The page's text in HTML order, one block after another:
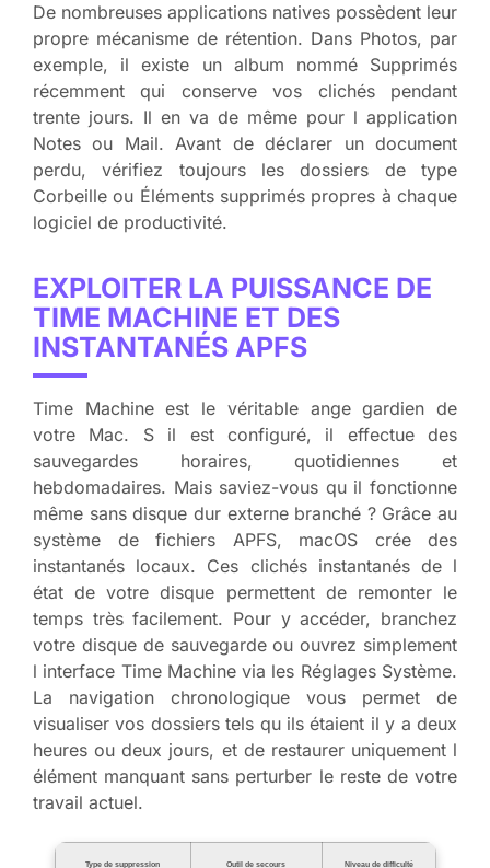
De nombreuses applications natives possèdent leur
propre mécanisme de rétention. Dans Photos, par
exemple, il existe un album nommé Supprimés
récemment qui conserve vos clichés pendant
trente jours. Il en va de même pour l application
Notes ou Mail. Avant de déclarer un document
perdu, vérifiez toujours les dossiers de type
Corbeille ou Éléments supprimés propres à chaque
logiciel de productivité.
EXPLOITER LA PUISSANCE DE
TIME MACHINE ET DES
INSTANTANÉS APFS
Time Machine est le véritable ange gardien de
votre Mac. S il est configuré, il effectue des
sauvegardes horaires, quotidiennes et
hebdomadaires. Mais saviez-vous qu il fonctionne
même sans disque dur externe branché ? Grâce au
système de fichiers APFS, macOS crée des
instantanés locaux. Ces clichés instantanés de l
état de votre disque permettent de remonter le
temps très facilement. Pour y accéder, branchez
votre disque de sauvegarde ou ouvrez simplement
l interface Time Machine via les Réglages Système.
La navigation chronologique vous permet de
visualiser vos dossiers tels qu ils étaient il y a deux
heures ou deux jours, et de restaurer uniquement l
élément manquant sans perturber le reste de votre
travail actuel.
Type de suppression Outil de secours Niveau de difficulté